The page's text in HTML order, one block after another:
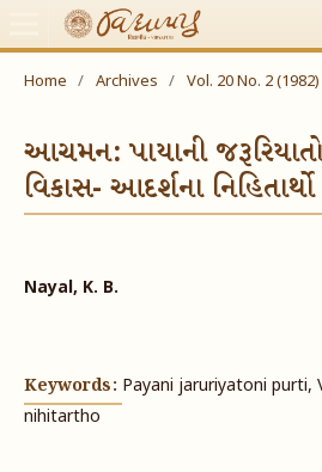
Home / Archives / Vol. 20 No. 2 (1982)
આચમન: પાયાની
વિકાસ- આદર્શના નિહિતાર્થો
Nayal, K. B.
Keywords: Payani jaruriyatoni purti,
nihitartho